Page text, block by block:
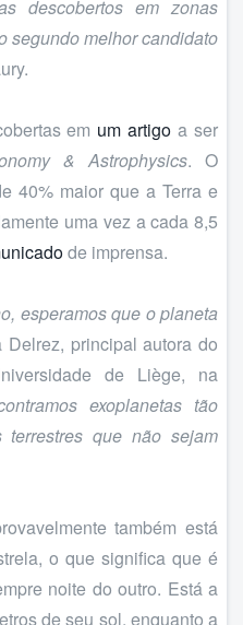
descobertos em zonas
segundo melhor candidato
em um artigo a ser
& Astrophysics. O
40% maior que a Terra e
uma vez a cada 8,5
de imprensa.
esperamos que o planeta
Delrez, principal autora do
de Liège, na
exoplanetas tão
que não sejam
também está
o que significa que é
noite do outro. Está a
de seu sol, enquanto a